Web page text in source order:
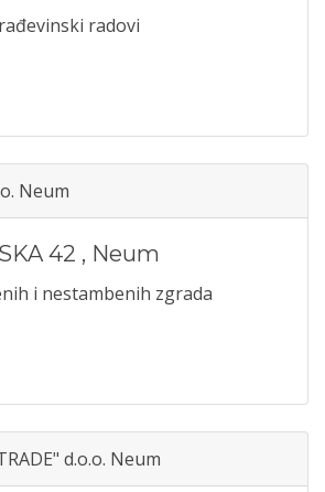
radovi
Neum
42 , Neum
i nestambenih zgrada
d.o.o. Neum